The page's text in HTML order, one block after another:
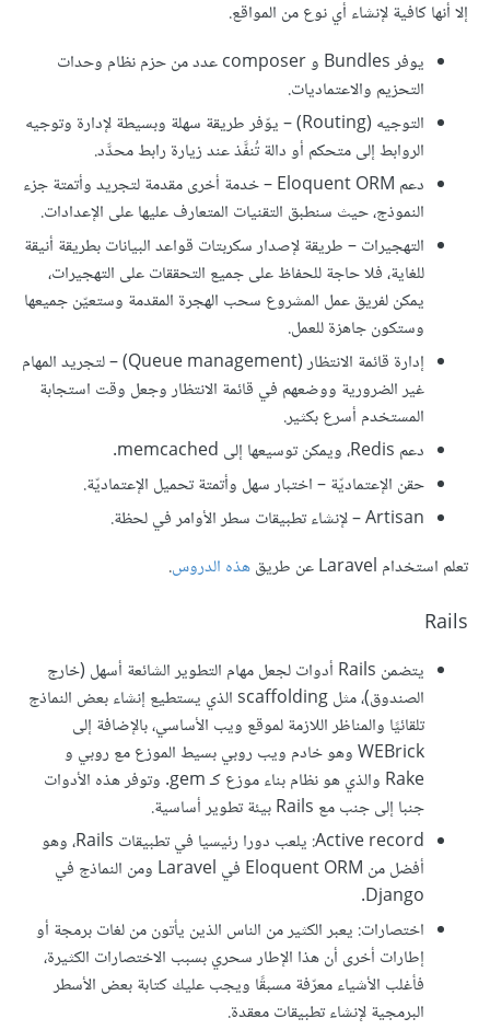
إلا أنها كافية لإنشاء أي نوع من المواقع.
يوفر Bundles و composer عدد من حزم نظام وحدات
التحزيم والاعتماديات.
التوجيه (Routing) – يوّفر طريقة سهلة وبسيطة لإدارة وتوجيه
الروابط إلى متحكم أو دالة تُنفَّذ عند زيارة رابط محدَّد.
دعم Eloquent ORM – خدمة أخرى مقدمة لتجريد وأتمتة جزء
النموذج، حيث سنطبق التقنيات المتعارف عليها على الإعدادات.
التهجيرات – طريقة لإصدار سكربتات قواعد البيانات بطريقة أنيقة
للغاية، فلا حاجة للحفاظ على جميع التحققات على التهجيرات،
يمكن لفريق عمل المشروع سحب الهجرة المقدمة وستعيّن جميعها
وستكون جاهزة للعمل.
إدارة قائمة الانتظار (Queue management) – لتجريد المهام
غير الضرورية ووضعهم في قائمة الانتظار وجعل وقت استجابة
المستخدم أسرع بكثير.
دعم Redis، ويمكن توسيعها إلى memcached.
حقن الإعتماديّة – اختبار سهل وأتمتة تحميل الإعتماديّة.
Artisan – لإنشاء تطبيقات سطر الأوامر في لحظة.
تعلم استخدام Laravel عن طريق
هذه الدروس.
Rails
يتضمن Rails أدوات لجعل مهام التطوير الشائعة أسهل (خارج
الصندوق)، مثل scaffolding الذي يستطيع إنشاء بعض النماذج
تلقائيًا والمناظر اللازمة لموقع ويب الأساسي، بالإضافة إلى
WEBrick وهو خادم ويب روبي بسيط الموزع مع روبي و
Rake والذي هو نظام بناء موزع كـ gem. وتوفر هذه الأدوات
جنبا إلى جنب مع Rails بيئة تطوير أساسية.
Active record: يلعب دورا رئيسيا في تطبيقات Rails، وهو
أفضل من Eloquent ORM في Laravel ومن النماذج في
Django.
اختصارات: يعبر الكثير من الناس الذين يأتون من لغات برمجة أو
إطارات أخرى أن هذا الإطار سحري بسبب الاختصارات الكثيرة،
فأغلب الأشياء معرّفة مسبقًا ويجب عليك كتابة بعض الأسطر
البرمجية لإنشاء تطبيقات معقدة.